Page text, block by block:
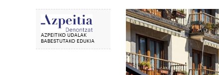
AZPEITIKO UDALAK
BABESTUTAKO EDUKIA